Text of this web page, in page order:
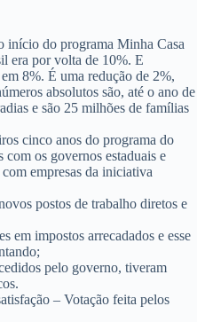
do programa Minha Casa
era por volta de 10%. E
8%. É uma redução de 2%,
absolutos são, até o ano de
e são 25 milhões de famílias
cinco anos do programa do
os governos estaduais e
empresas da iniciativa
postos de trabalho diretos e
em impostos arrecadados e esse
pelo governo, tiveram
– Votação feita pelos